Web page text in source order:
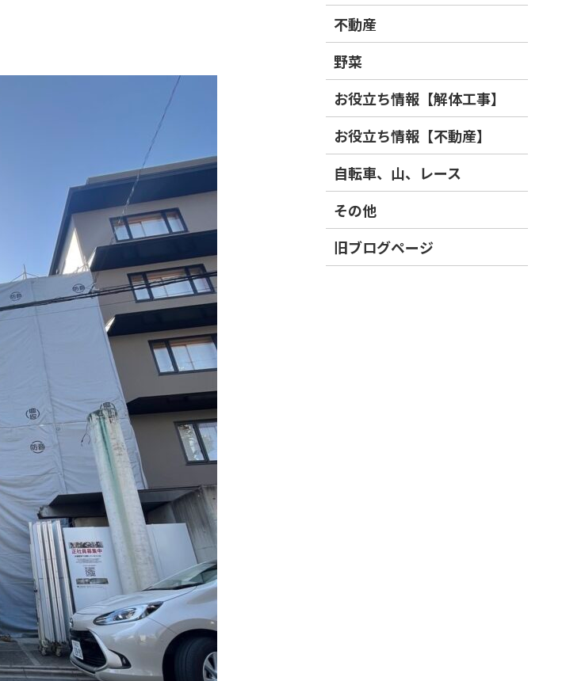
不動産
野菜
お役立ち情報【解体工事】
お役立ち情報【不動産】
自転車、山、レース
その他
旧ブログページ